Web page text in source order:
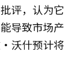
评，认为它
导致市场产
·沃什预计将